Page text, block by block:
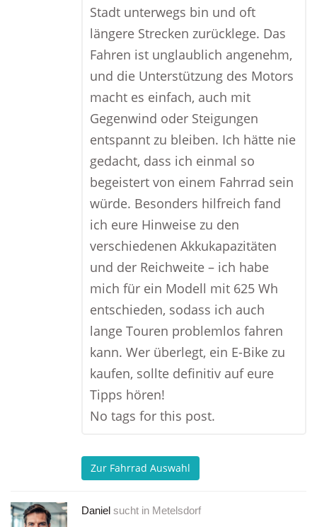
Stadt unterwegs bin und oft
längere Strecken zurücklege. Das
Fahren ist unglaublich angenehm,
und die Unterstützung des Motors
macht es einfach, auch mit
Gegenwind oder Steigungen
entspannt zu bleiben. Ich hätte nie
gedacht, dass ich einmal so
begeistert von einem Fahrrad sein
würde. Besonders hilfreich fand
ich eure Hinweise zu den
verschiedenen Akkukapazitäten
und der Reichweite – ich habe
mich für ein Modell mit 625 Wh
entschieden, sodass ich auch
lange Touren problemlos fahren
kann. Wer überlegt, ein E-Bike zu
kaufen, sollte definitiv auf eure
Tipps hören!
No tags for this post.
Zur Fahrrad Auswahl
Daniel sucht in Metelsdorf